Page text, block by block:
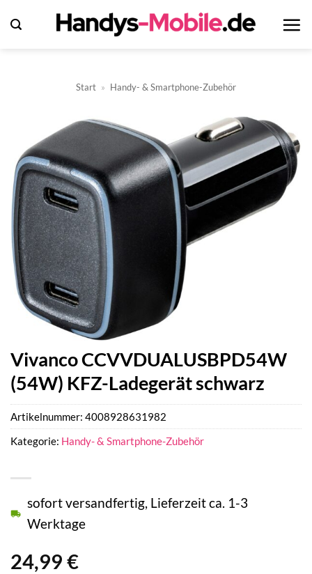
Inhalt
Start » Handy- & Smartphone-Zubehör
Vivanco CCVVDUALUSBPD54W
(54W) KFZ-Ladegerät schwarz
24,99 €
sofort versandfertig, Lieferzeit ca. 1-3
Werktage
Artikelnummer: 4008928631982
Kategorie: Handy- & Smartphone-Zubehör